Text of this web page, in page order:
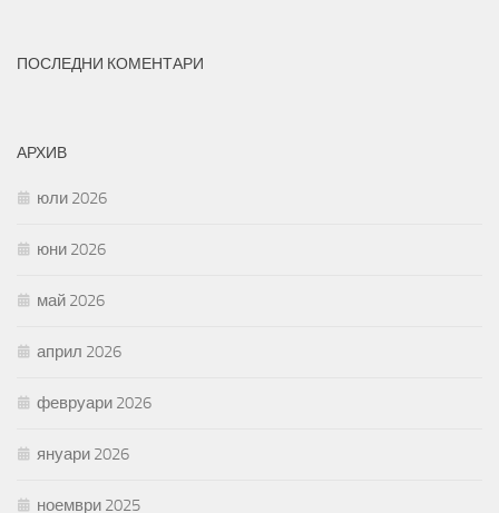
ПОСЛЕДНИ КОМЕНТАРИ
АРХИВ
юли 2026
юни 2026
май 2026
април 2026
февруари 2026
януари 2026
ноември 2025